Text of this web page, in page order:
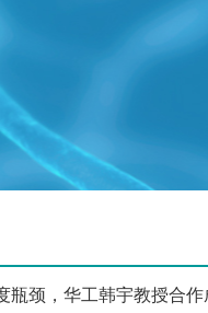
瓶颈，华工韩宇教授合